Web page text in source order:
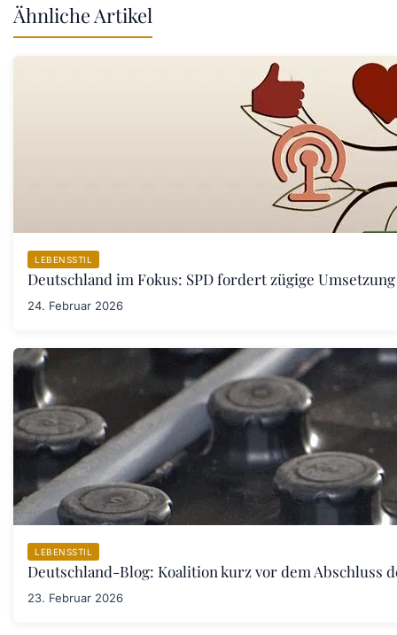
Ähnliche Artikel
LEBENSSTIL
Deutschland im Fokus: SPD fordert zügige
24. Februar 2026
LEBENSSTIL
Deutschland-Blog: Koalition kurz vor dem Abschluss
23. Februar 2026